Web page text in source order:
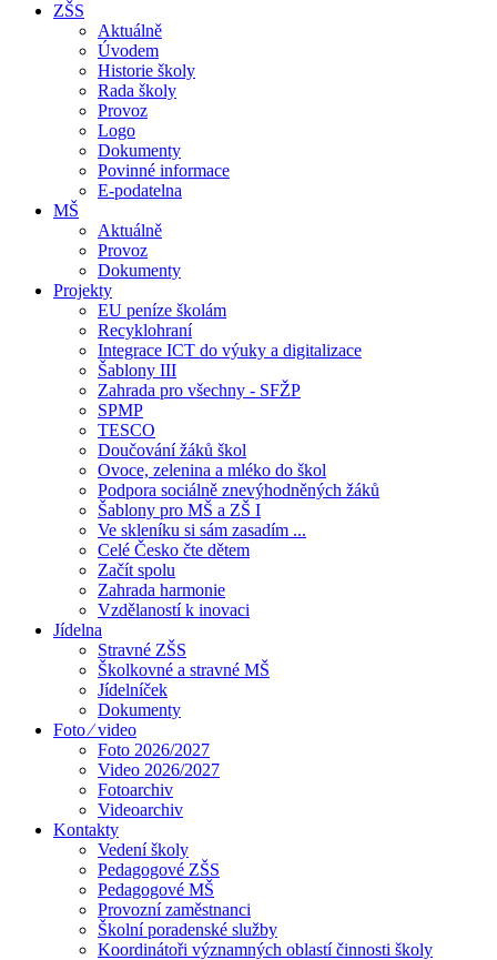
ZŠS
Aktuálně
Úvodem
Historie školy
Rada školy
Provoz
Logo
Dokumenty
Povinné informace
E-podatelna
MŠ
Aktuálně
Provoz
Dokumenty
Projekty
EU peníze školám
Recyklohraní
Integrace ICT do výuky a digitalizace
Šablony III
Zahrada pro všechny - SFŽP
SPMP
TESCO
Doučování žáků škol
Ovoce, zelenina a mléko do škol
Podpora sociálně znevýhodněných žáků
Šablony pro MŠ a ZŠ I
Ve skleníku si sám zasadím ...
Celé Česko čte dětem
Začít spolu
Zahrada harmonie
Vzdělaností k inovaci
Jídelna
Stravné ZŠS
Školkovné a stravné MŠ
Jídelníček
Dokumenty
Foto ⁄ video
Foto 2026/2027
Video 2026/2027
Fotoarchiv
Videoarchiv
Kontakty
Vedení školy
Pedagogové ZŠS
Pedagogové MŠ
Provozní zaměstnanci
Školní poradenské služby
Koordinátoři významných oblastí činnosti školy